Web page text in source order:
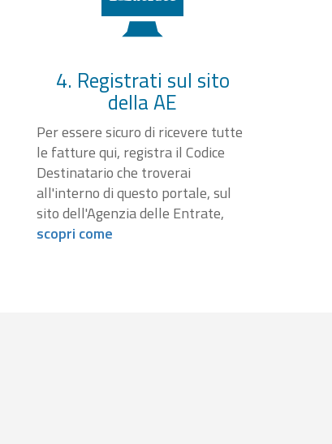
4. Registrati sul sito
della AE
Per essere sicuro di ricevere tutte
le fatture qui, registra il Codice
Destinatario che troverai
all'interno di questo portale, sul
sito dell'Agenzia delle Entrate,
scopri come